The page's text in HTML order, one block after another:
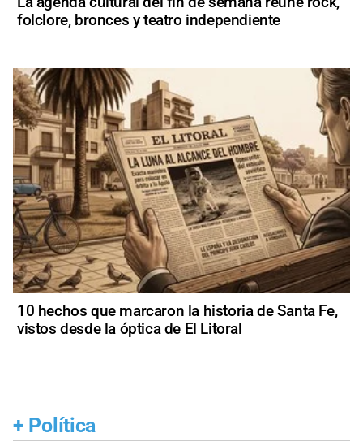
folclore, bronces y teatro independiente
10 hechos que marcaron la historia de Santa Fe,
vistos desde la óptica de El Litoral
+ Política